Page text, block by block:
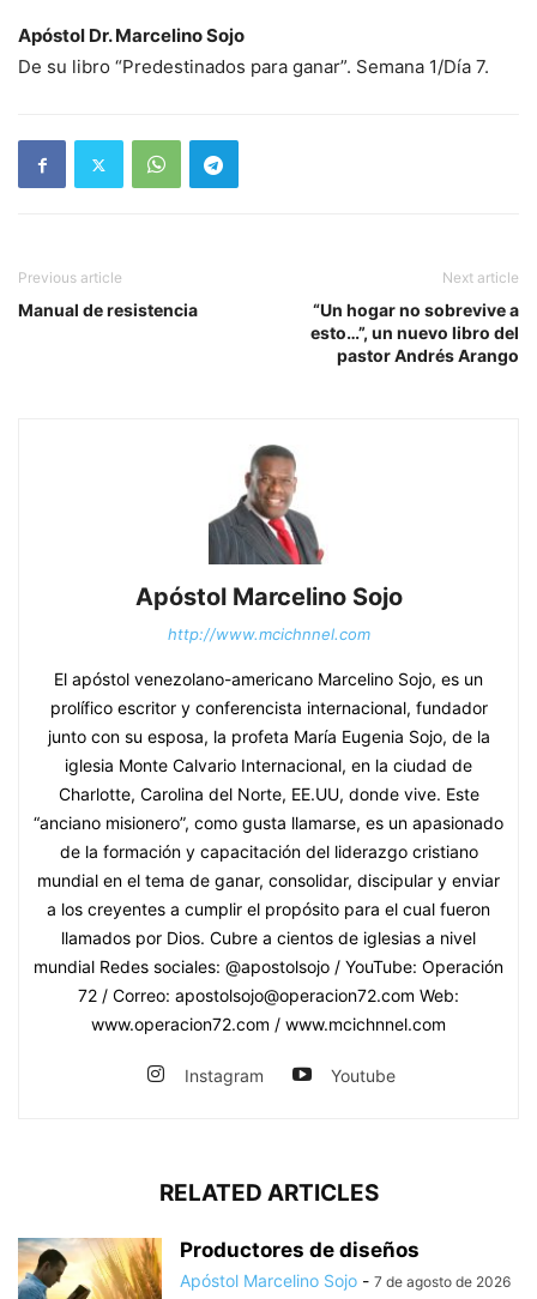
Apóstol Dr. Marcelino Sojo
De su libro “Predestinados para ganar”. Semana 1/Día 7.
Previous article
Manual de resistencia
Next article
“Un hogar no sobrevive a
esto…”, un nuevo libro del
pastor Andrés Arango
Apóstol Marcelino Sojo
http://www.mcichnnel.com
El apóstol venezolano-americano Marcelino Sojo, es un
prolífico escritor y conferencista internacional, fundador
junto con su esposa, la profeta María Eugenia Sojo, de la
iglesia Monte Calvario Internacional, en la ciudad de
Charlotte, Carolina del Norte, EE.UU, donde vive. Este
“anciano misionero”, como gusta llamarse, es un apasionado
de la formación y capacitación del liderazgo cristiano
mundial en el tema de ganar, consolidar, discipular y enviar
a los creyentes a cumplir el propósito para el cual fueron
llamados por Dios. Cubre a cientos de iglesias a nivel
mundial Redes sociales: @apostolsojo / YouTube: Operación
72 / Correo: apostolsojo@operacion72.com Web:
www.operacion72.com / www.mcichnnel.com
Instagram Youtube
RELATED ARTICLES
Productores de diseños
Apóstol Marcelino Sojo - 7 de agosto de 2026